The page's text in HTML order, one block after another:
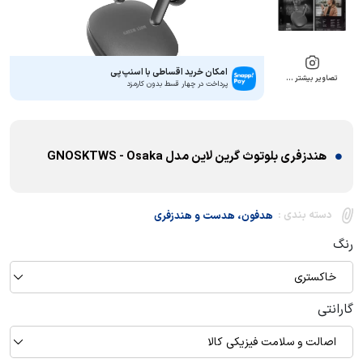
تصاویر بیشتر … امکان خرید اقساطی با اسنپ‌پی
پرداخت در چهار قسط بدون کارمزد
هندزفری بلوتوث گرین لاین مدل GNOSKTWS - Osaka
دسته بندی : هدفون، هدست و هندزفری
رنگ
خاکستری
گارانتی
اصالت و سلامت فیزیکی کالا